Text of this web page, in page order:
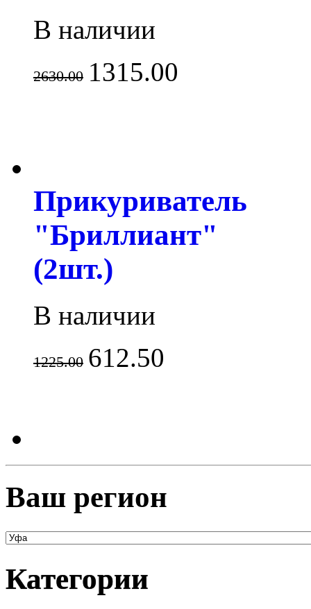
В наличии
2630.00 1315.00
Прикуриватель
"Бриллиант"
(2шт.)
В наличии
1225.00 612.50
Ваш регион
Категории